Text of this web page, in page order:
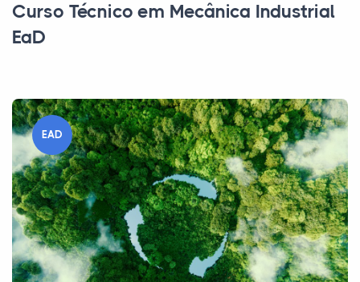
Curso Técnico em Mecânica Industrial
EaD
EAD